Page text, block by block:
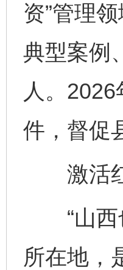
资”管理
典型案例
人。
件，督促
激活红
“山西
所在地，